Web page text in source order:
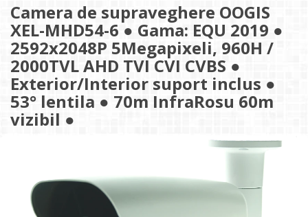
Camera de supraveghere OOGIS
XEL-MHD54-6 ● Gama: EQU 2019 ●
2592x2048P 5Megapixeli, 960H /
2000TVL AHD TVI CVI CVBS ●
Exterior/Interior suport inclus ●
53° lentila ● 70m InfraRosu 60m
vizibil ●